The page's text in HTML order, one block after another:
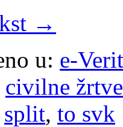
→
u: e-
civilne žrtve
split, to svk